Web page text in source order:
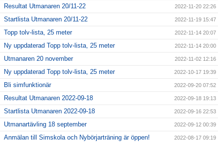
Resultat Utmanaren 20/11-22 2022-11-20 22:26
Startlista Utmanaren 20/11-22 2022-11-19 15:47
Topp tolv-lista, 25 meter 2022-11-14 20:07
Ny uppdaterad Topp tolv-lista, 25 meter 2022-11-14 20:00
Utmanaren 20 november 2022-11-02 12:16
Ny uppdaterad Topp tolv-lista, 25 meter 2022-10-17 19:39
Bli simfunktionär 2022-09-20 07:52
Resultat Utmanaren 2022-09-18 2022-09-18 19:13
Startlista Utmanaren 2022-09-18 2022-09-16 22:53
Utmanartävling 18 september 2022-09-12 00:39
Anmälan till Simskola och Nybörjarträning är öppen! 2022-08-17 09:19